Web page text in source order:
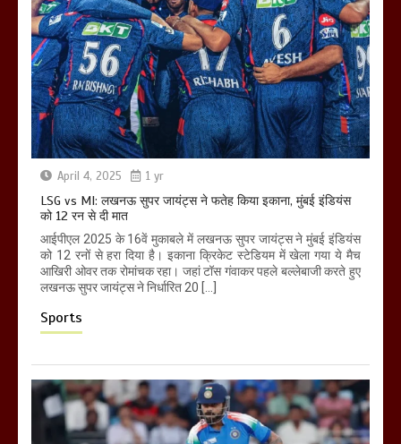
April 4, 2025 1 yr
LSG vs MI: लखनऊ सुपर जायंट्स ने फतेह किया इकाना, मुंबई इंडियंस
को 12 रन से दी मात
आईपीएल 2025 के 16वें मुकाबले में लखनऊ सुपर जायंट्स ने मुंबई इंडियंस
को 12 रनों से हरा दिया है। इकाना क्रिकेट स्टेडियम में खेला गया ये मैच
आखिरी ओवर तक रोमांचक रहा। जहां टॉस गंवाकर पहले बल्लेबाजी करते हुए
लखनऊ सुपर जायंट्स ने निर्धारित 20 […]
Sports